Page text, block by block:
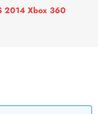
2014 Xbox 360